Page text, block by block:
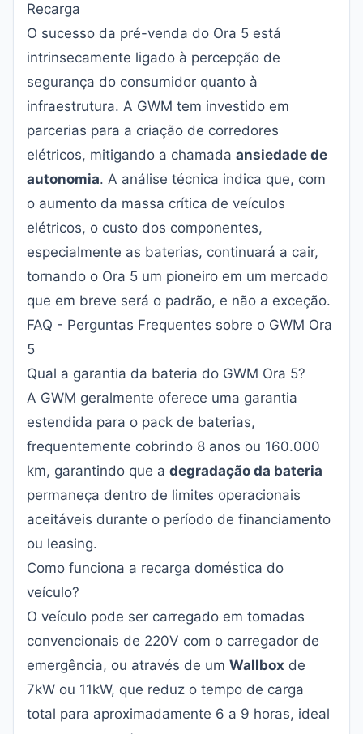
Recarga
O sucesso da pré-venda do Ora 5 está
intrinsecamente ligado à percepção de
segurança do consumidor quanto à
infraestrutura. A GWM tem investido em
parcerias para a criação de corredores
elétricos, mitigando a chamada ansiedade de
autonomia. A análise técnica indica que, com
o aumento da massa crítica de veículos
elétricos, o custo dos componentes,
especialmente as baterias, continuará a cair,
tornando o Ora 5 um pioneiro em um mercado
que em breve será o padrão, e não a exceção.
FAQ - Perguntas Frequentes sobre o GWM Ora
5
Qual a garantia da bateria do GWM Ora 5?
A GWM geralmente oferece uma garantia
estendida para o pack de baterias,
frequentemente cobrindo 8 anos ou 160.000
km, garantindo que a degradação da bateria
permaneça dentro de limites operacionais
aceitáveis durante o período de financiamento
ou leasing.
Como funciona a recarga doméstica do
veículo?
O veículo pode ser carregado em tomadas
convencionais de 220V com o carregador de
emergência, ou através de um Wallbox de
7kW ou 11kW, que reduz o tempo de carga
total para aproximadamente 6 a 9 horas, ideal